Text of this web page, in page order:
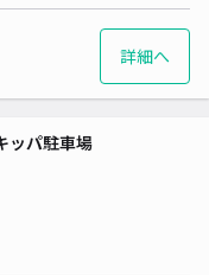
詳細へ
ッパ駐車場